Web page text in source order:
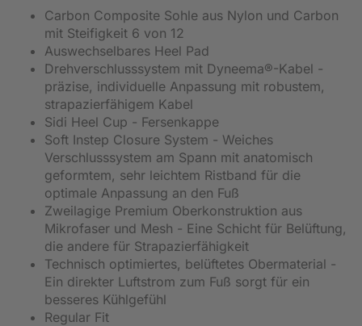
Carbon Composite Sohle aus Nylon und Carbon
mit Steifigkeit 6 von 12
Auswechselbares Heel Pad
Drehverschlusssystem mit Dyneema®-Kabel -
präzise, individuelle Anpassung mit robustem,
strapazierfähigem Kabel
Sidi Heel Cup - Fersenkappe
Soft Instep Closure System - Weiches
Verschlusssystem am Spann mit anatomisch
geformtem, sehr leichtem Ristband für die
optimale Anpassung an den Fuß
Zweilagige Premium Oberkonstruktion aus
Mikrofaser und Mesh - Eine Schicht für Belüftung,
die andere für Strapazierfähigkeit
Technisch optimiertes, belüftetes Obermaterial -
Ein direkter Luftstrom zum Fuß sorgt für ein
besseres Kühlgefühl
Regular Fit